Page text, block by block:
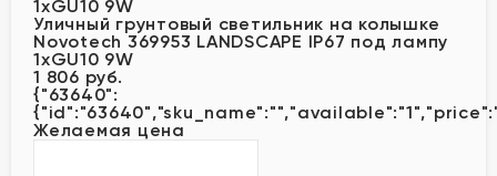
Уличный грунтовый светильник на колышке
Novotech 369953 LANDSCAPE IP67 под лампу
1xGU10 9W
1 806 руб.
{"63640":
Желаемая цена